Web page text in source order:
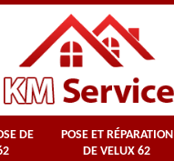
DE
POSE ET RÉPARATION
DE VELUX 62